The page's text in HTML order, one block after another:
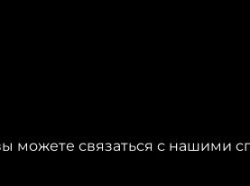
можете связаться с нашими